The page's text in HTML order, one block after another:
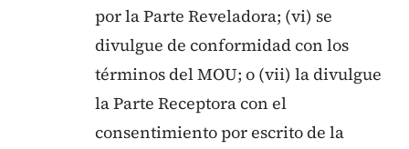
por la Parte Reveladora; (vi) se
divulgue de conformidad con los
términos del MOU; o (vii) la divulgue
la Parte Receptora con el
consentimiento por escrito de la